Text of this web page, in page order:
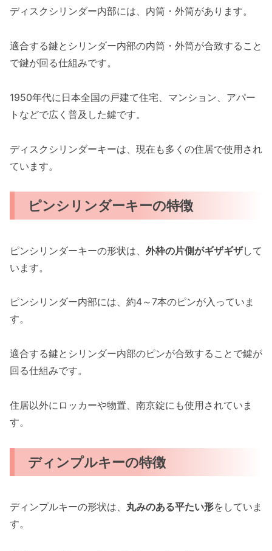
ディスクシリンダー内部には、内筒・外筒があります。
適合する鍵とシリンダー内部の内筒・外筒が合致すること
で鍵が回る仕組みです。
1950年代に日本全国の戸建て住宅、マンション、アパー
トなどで広く普及した鍵です。
ディスクシリンダーキーは、現在も多くの住居で使用され
ています。
ピンシリンダーキーの特徴
ピンシリンダーキーの形状は、 外枠の片側がギザギザして
います。
ピンシリンダー内部には、約4～7本のピンが入っていま
す。
適合する鍵とシリンダー内部のピンが合致することで鍵が
回る仕組みです。
住居以外にロッカーや物置、南京錠にも使用されていま
す。
ディンプルキーの特徴
ディンプルキーの形状は、 丸みのある平たい形をしていま
す。